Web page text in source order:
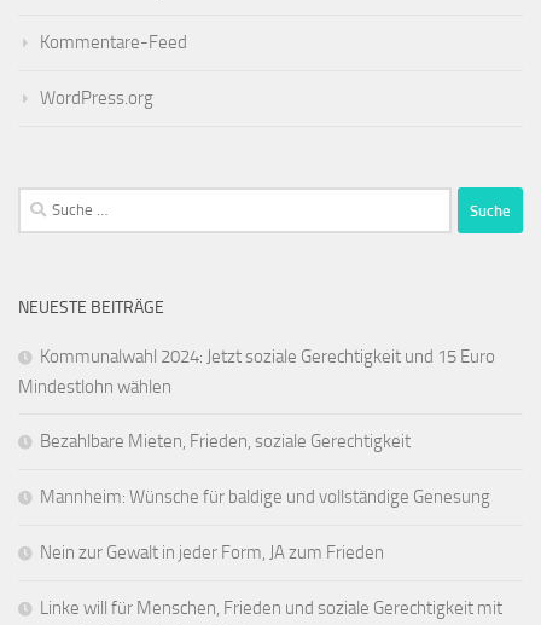
Kommentare-Feed
WordPress.org
Suche
nach:
NEUESTE BEITRÄGE
Kommunalwahl 2024: Jetzt soziale Gerechtigkeit und 15 Euro
Mindestlohn wählen
Bezahlbare Mieten, Frieden, soziale Gerechtigkeit
Mannheim: Wünsche für baldige und vollständige Genesung
Nein zur Gewalt in jeder Form, JA zum Frieden
Linke will für Menschen, Frieden und soziale Gerechtigkeit mit